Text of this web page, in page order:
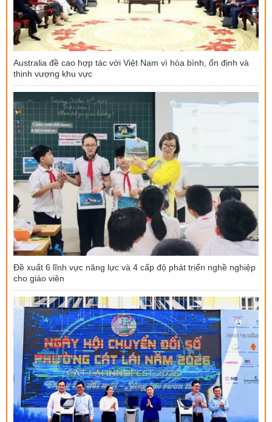
Australia đề cao hợp tác với Việt Nam vì hòa bình, ổn định và
thịnh vượng khu vực
Đề xuất 6 lĩnh vực năng lực và 4 cấp độ phát triển nghề nghiệp
cho giáo viên